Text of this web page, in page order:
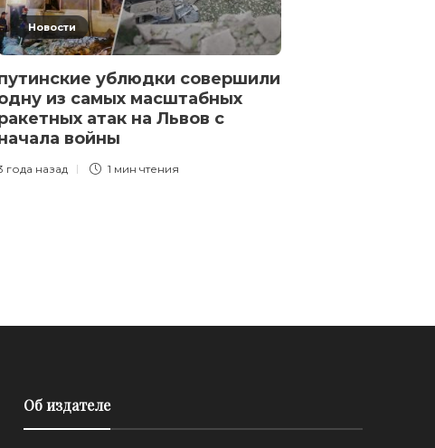
Новости
ублюдки совершили
из самых масштабных
атак на Львов с
войны
года назад 1 мин чтения
Об издателе